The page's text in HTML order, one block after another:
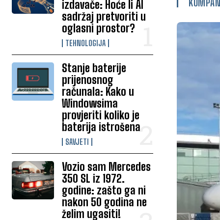
izdavače: Hoće li AI
sadržaj pretvoriti u
oglasni prostor?
TEHNOLOGIJA
Stanje baterije
prijenosnog
računala: Kako u
Windowsima
provjeriti koliko je
baterija istrošena
SAVJETI
Vozio sam Mercedes
350 SL iz 1972.
godine: zašto ga ni
nakon 50 godina ne
želim ugasiti!